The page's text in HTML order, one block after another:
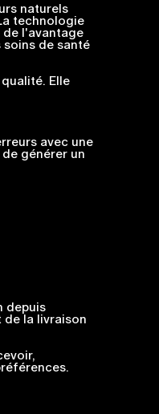
naturels
technologie
l'avantage
de santé
Elle
avec une
générer un
depuis
la livraison